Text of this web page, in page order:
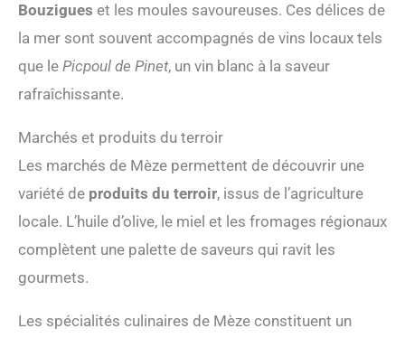
Bouzigues et les moules savoureuses. Ces délices de
la mer sont souvent accompagnés de vins locaux tels
que le Picpoul de Pinet, un vin blanc à la saveur
rafraîchissante.
Marchés et produits du terroir
Les marchés de Mèze permettent de découvrir une
variété de produits du terroir, issus de l’agriculture
locale. L’huile d’olive, le miel et les fromages régionaux
complètent une palette de saveurs qui ravit les
gourmets.
Les spécialités culinaires de Mèze constituent un